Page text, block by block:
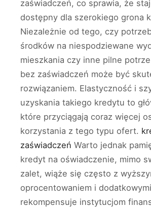
zaświadczeń, co sprawia, że
dostępny dla szerokiego grona
Niezależnie od tego, czy
środków na niespodziewane
mieszkania czy inne pilne
bez zaświadczeń może być
rozwiązaniem. Elastyczność i
uzyskania takiego kredytu to
które przyciągają coraz więcej
korzystania z tego typu ofert.
zaświadczeń Warto jednak
kredyt na oświadczenie, mimo
zalet, wiąże się często z
oprocentowaniem i
rekompensuje instytucjom